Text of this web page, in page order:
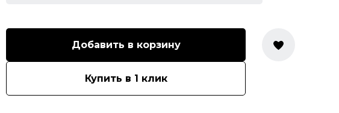
Добавить в корзину
Купить в 1 клик